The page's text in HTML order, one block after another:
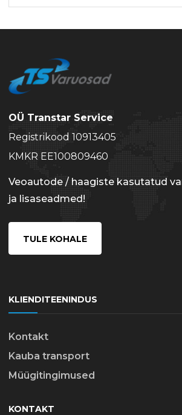
OÜ Transtar Service
Registrikood 10913405
KMKR EE100809460
Veoautode / haagiste kasutatud
ja lisaseadmed!
TULE KOHALE
KLIENDITEENINDUS
Kontakt
Kauba transport
Müügitingimused
KONTAKT